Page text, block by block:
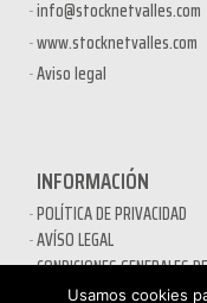
info@stocknetvalles.com
www.stocknetvalles.com
Aviso legal
INFORMACIÓN
POLÍTICA DE PRIVACIDAD
AVÍSO LEGAL
CONDICIONES GENERALES
CONTRATACIÓN
Usamos cookies